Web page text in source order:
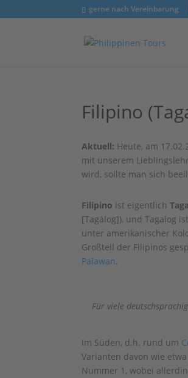
gerne nach Vereinbarung
Filipino
Aktuell: Heute, am
mit unserem
wird, sollte man sich
Filipino ist eigentlich
[Tagálog]), und Tagalog
unter amerikanischer
Großteil der Filipinos
Palawan.
Für viele
Im Süden, d.h. rund um
Varianten davon wie
Nummer 1, wobei